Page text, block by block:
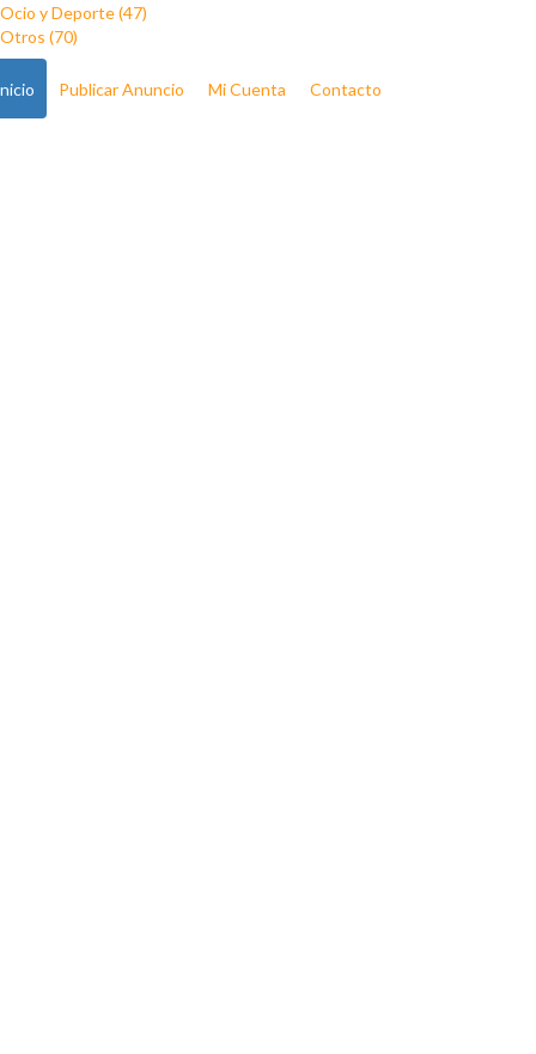
Ocio y Deporte (47)
Otros (70)
Publicar Anuncio Mi Cuenta Contacto